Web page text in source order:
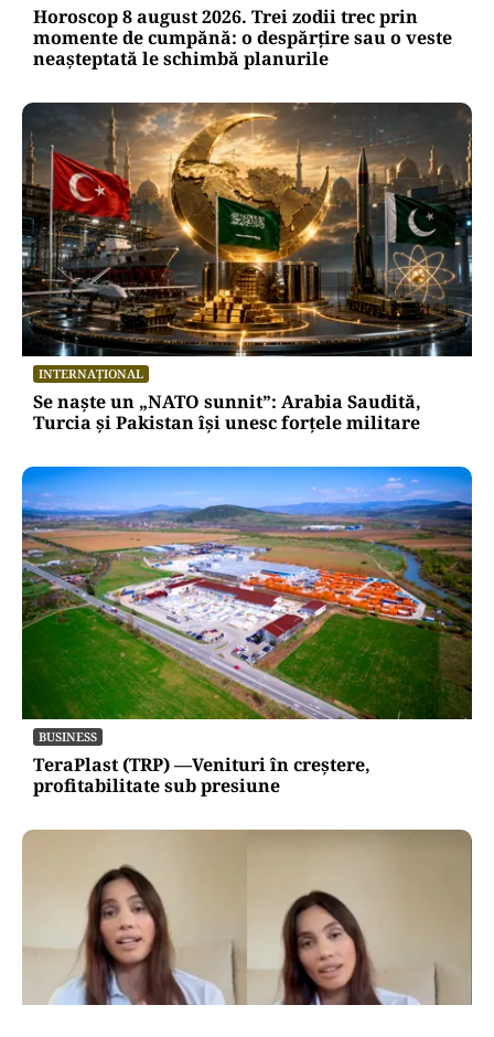
Horoscop 8 august 2026. Trei zodii trec prin
momente de cumpănă: o despărțire sau o veste
neașteptată le schimbă planurile
INTERNAȚIONAL
Se naște un „NATO sunnit”: Arabia Saudită,
Turcia și Pakistan își unesc forțele militare
BUSINESS
TeraPlast (TRP) —Venituri în creștere,
profitabilitate sub presiune